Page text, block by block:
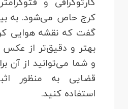
کرج حاص می‌شود. به
گفت که نقشه هوایی
بهتر و دقیق‌تر از
و شما می‌توانید از آن
قضایی به منظور
استفاده کنید.